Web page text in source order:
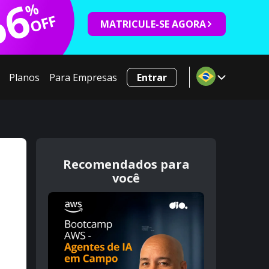
%
OFF MATRICULE-SE AGORA
Planos Para Empresas Entrar
Recomendados para
você